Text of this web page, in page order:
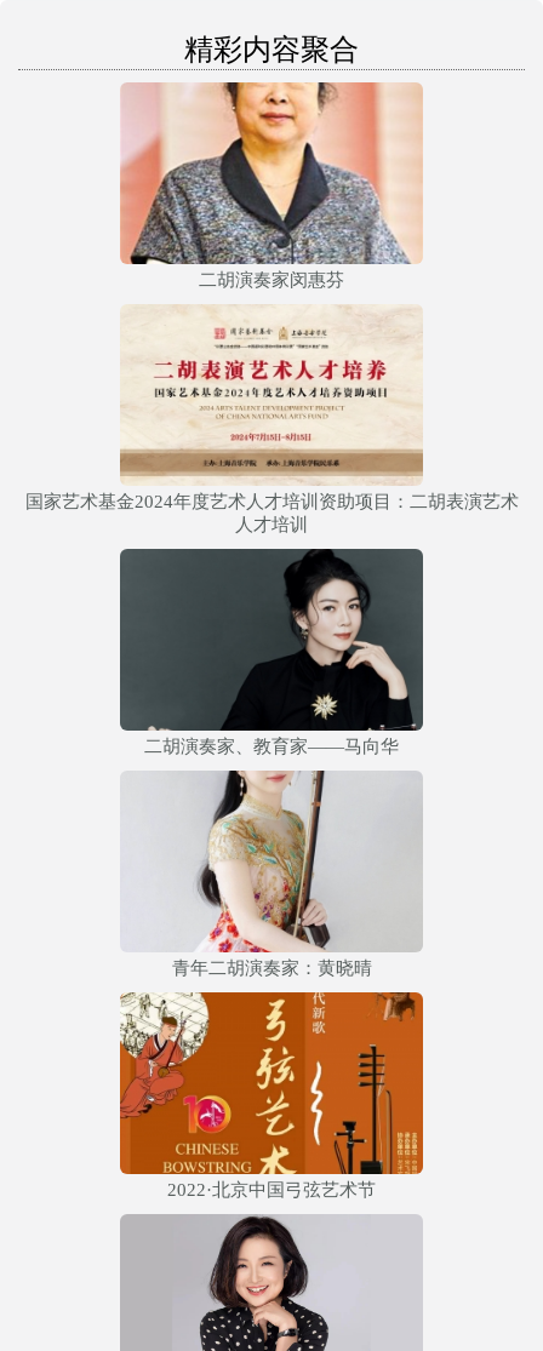
精彩内容聚合
二胡演奏家闵惠芬
国家艺术基金2024年度艺术人才培训资助项目：二胡表演艺术
人才培训
二胡演奏家、教育家——马向华
青年二胡演奏家：黄晓晴
2022·北京中国弓弦艺术节